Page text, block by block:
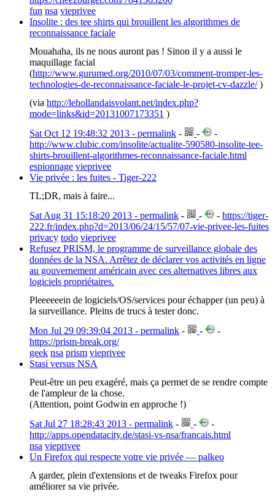
fun nsa vieprivee
Insolite : des tee shirts qui brouillent les algorithmes de
reconnaissance faciale
Mouahaha, ils ne nous auront pas ! Sinon il y a aussi le
maquillage facial
(http://www.gurumed.org/2010/07/03/comment-tromper-les-
technologies-de-reconnaissance-faciale-le-projet-cv-dazzle/)
(via http://lehollandaisvolant.net/index.php?
mode=links&id=20131007173351 )
Sat Oct 12 19:48:32 2013 - permalink - -
-
http://www.clubic.com/insolite/actualite-590580-insolite-tee-
shirts-brouillent-algorithmes-reconnaissance-faciale.html
espionnage vieprivee
Vie privée : les fuites - Tiger-222
TL;DR, mais à faire...
Sat Aug 31 15:18:20 2013 - permalink - - - https://tiger-
222.fr/index.php?d=2013/06/24/15/57/07-vie-privee-les-fuites
privacy todo vieprivee
Refusez PRISM, le programme de surveillance globale des
données de la NSA. Arrêtez de déclarer vos activités en ligne
au gouvernement américain avec ces alternatives libres aux
logiciels propriétaires.
Pleeeeeein de logiciels/OS/services pour échapper (un peu) à
la surveillance. Pleins de trucs à tester donc.
Mon Jul 29 09:39:04 2013 - permalink - -
-
https://prism-break.org/
geek nsa prism vieprivee
Stasi versus NSA
Peut-être un peu exagéré, mais ça permet de se rendre compte
de l'ampleur de la chose.
(Attention, point Godwin en approche !)
Sat Jul 27 18:28:43 2013 - permalink - -
-
http://apps.opendatacity.de/stasi-vs-nsa/francais.html
nsa vieprivee
Un Firefox qui respecte votre vie privée — palkeo
A garder, plein d'extensions et de tweaks Firefox pour
améliorer sa vie privée.